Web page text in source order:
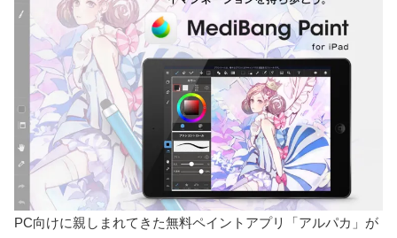
PC向けに親しまれてきた無料ペイントアプリ「アルパカ」が